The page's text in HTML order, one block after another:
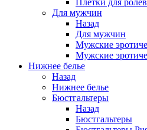
Плетки для
Для мужчин
Назад
Для мужчин
Мужские
Мужские
Нижнее белье
Назад
Нижнее белье
Бюстгальтеры
Назад
Бюстгальтеры